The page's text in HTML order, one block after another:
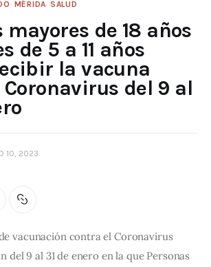
MÉRIDA SALUD
mayores de 18 años
de 5 a 11 años
la vacuna
del 9 al
10, 2023
vacunación contra el Coronavirus
del 9 al 31 de enero en la que Personas